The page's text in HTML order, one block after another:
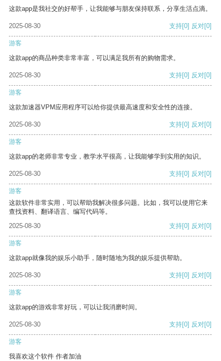
这款app是我社交的好帮手，让我能够与朋友保持联系，分享生活点滴。
2025-08-30 支持[0] 反对[0]
游客
这款app的商品种类非常丰富，可以满足我所有的购物需求。
2025-08-30 支持[0] 反对[0]
游客
这款加速器VPM应用程序可以给你提供最高速度和安全性的连接。
2025-08-30 支持[0] 反对[0]
游客
这款app的老师非常专业，教学水平很高，让我能够学到实用的知识。
2025-08-30 支持[0] 反对[0]
游客
这款软件非常实用，可以帮助我解决很多问题。比如，我可以使用它来
查找资料、翻译语言、编写代码等。
2025-08-30
支持[0] 反对[0]
游客
这款app就像我的娱乐小助手，随时随地为我的娱乐提供帮助。
2025-08-30 支持[0] 反对[0]
游客
这款app的游戏非常好玩，可以让我消磨时间。
2025-08-30 支持[0] 反对[0]
游客
我喜欢这个软件 作者加油